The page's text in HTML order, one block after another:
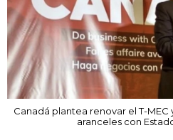
Canadá plantea renovar el T-
aranceles con